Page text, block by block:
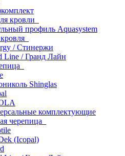
кровли
профиль Aquasystem
/ Стинержи
Line / Гранд Лайн
Shinglas
комплектующие
черепица
(Icopal)